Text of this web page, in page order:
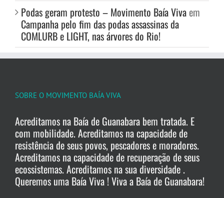
Podas geram protesto – Movimento Baía Viva em
Campanha pelo fim das podas assassinas da
COMLURB e LIGHT, nas árvores do Rio!
SOBRE O MOVIMENTO BAÍA VIVA
Acreditamos na Baía de Guanabara bem tratada. E
com mobilidade. Acreditamos na capacidade de
resistência de seus povos, pescadores e moradores.
Acreditamos na capacidade de recuperação de seus
ecossistemas. Acreditamos na sua diversidade .
Queremos uma Baía Viva ! Viva a Baía de Guanabara!